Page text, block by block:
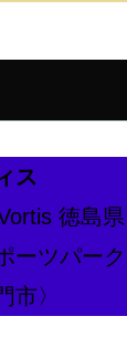
ス
徳島県
ーツパー
市〉